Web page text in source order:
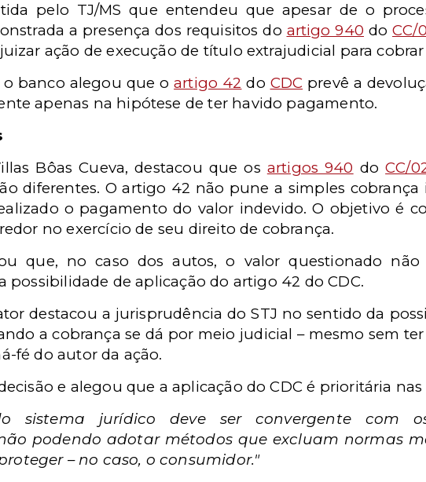
pelo TJ/MS que entendeu que apesar de o
a presença dos requisitos do artigo 940 doCC/
ação de execução de título extrajudicial para
o banco alegou que oartigo 42 do CDC prevê a
apenas na hipótese de ter havido pagamento.
Bôas Cueva, destacou que os artigos 940 doCC/
diferentes. O artigo 42 não pune a simples
o pagamento do valor indevido. O objetivo é
no exercício de seu direito de cobrança.
que, no caso dos autos, o valor questionado
possibilidade de aplicação do artigo 42 do CDC.
destacou a jurisprudência do STJ no sentido da
a cobrança se dá por meio judicial – mesmo sem
fé do autor da ação.
e alegou que a aplicação do CDC é prioritária
sistema jurídico deve ser convergente com
podendo adotar métodos que excluam normas
– no caso, o consumidor."